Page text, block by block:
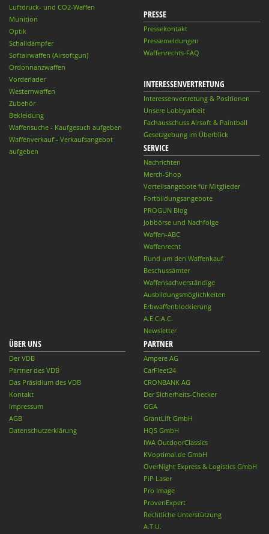
Luftdruck- und CO2-Waffen
Munition
Optik
Schalldämpfer
Softairwaffen (Airsoftgun)
Ordonnanzwaffen
Vorderlader
Westernwaffen
Zubehör
Bekleidung
Waffensuche - Kaufgesuch aufgeben
Waffenverkauf - Verkaufsangebot
aufgeben
PRESSE
Pressekontakt
Pressemeldungen
Waffenrechts-FAQ
INTERESSENVERTRETUNG
Interessenvertretung & Positionen
Unsere Lobbyarbeit
Fachausschuss Airsoft & Paintball
Gesetzgebung im Überblick
SERVICE
Nachrichten
Merch-Shop
Vorteilsangebote für Mitglieder
Fortbildungsangebote
PROGUN Blog
Jobbörse und Nachfolge
Waffen-ABC
Waffenrecht
Rund um den Waffenkauf
Beschussämter
Waffensachverständige
Ausbildungsmöglichkeiten
Erbwaffenblockierung
A.E.C.A.C.
Newsletter
ÜBER UNS
Der VDB
Partner des VDB
Das Präsidium des VDB
Kontakt
Impressum
AGB
Datenschutzerklärung
PARTNER
Ampere AG
CarFleet24
CRONBANK AG
Der Sicherheits-Checker
GGA
GrantLift GmbH
HQS GmbH
IWA OutdoorClassics
KVoptimal.de GmbH
OverNight Express & Logistics GmbH
PiP Laser
Pro Image
ProvenExpert
Rechtliche Unterstützung
A.T.U.